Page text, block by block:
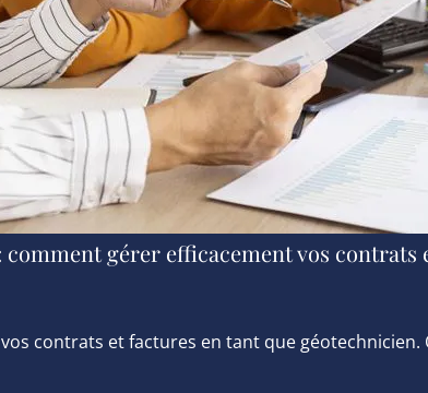
comment gérer efficacement vos contrats
contrats et factures en tant que